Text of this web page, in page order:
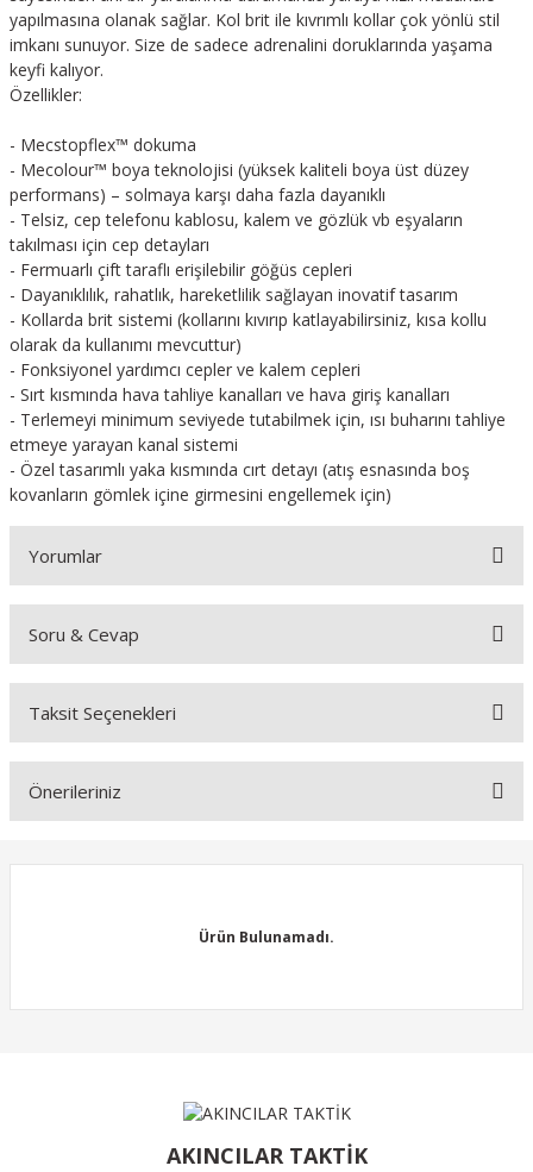
yapılmasına olanak sağlar. Kol brit ile kıvrımlı kollar çok yönlü stil
imkanı sunuyor. Size de sadece adrenalini doruklarında yaşama
keyfi kalıyor.
Özellikler:
- Mecstopflex™ dokuma
- Mecolour™ boya teknolojisi (yüksek kaliteli boya üst düzey
performans) – solmaya karşı daha fazla dayanıklı
- Telsiz, cep telefonu kablosu, kalem ve gözlük vb eşyaların
takılması için cep detayları
- Fermuarlı çift taraflı erişilebilir göğüs cepleri
- Dayanıklılık, rahatlık, hareketlilik sağlayan inovatif tasarım
- Kollarda brit sistemi (kollarını kıvırıp katlayabilirsiniz, kısa kollu
olarak da kullanımı mevcuttur)
- Fonksiyonel yardımcı cepler ve kalem cepleri
- Sırt kısmında hava tahliye kanalları ve hava giriş kanalları
- Terlemeyi minimum seviyede tutabilmek için, ısı buharını tahliye
etmeye yarayan kanal sistemi
- Özel tasarımlı yaka kısmında cırt detayı (atış esnasında boş
kovanların gömlek içine girmesini engellemek için)
Yorumlar
Bu ürüne ilk yorumu siz yapın!
Soru & Cevap
Ürün hakkında henüz soru sorulmamış.
Taksit Seçenekleri
Önerileriniz
Görüş ve önerileriniz için teşekkür ederiz.
Ürün fiyatı diğer sitelerden daha pahalı.
Bu ürüne benzer farklı alternatifler olmalı.
Ürün Bulunamadı.
Ürün Bulunamadı.
AKINCILAR TAKTİK